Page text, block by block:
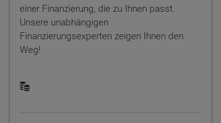
einer Finanzierung, die zu Ihnen passt.
Unsere unabhängigen
Finanzierungsexperten zeigen Ihnen den
Weg!